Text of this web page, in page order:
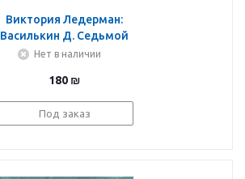
Виктория Ледерман:
Василькин Д. Седьмой
отряд
Нет в наличии
180 ₪
Под заказ